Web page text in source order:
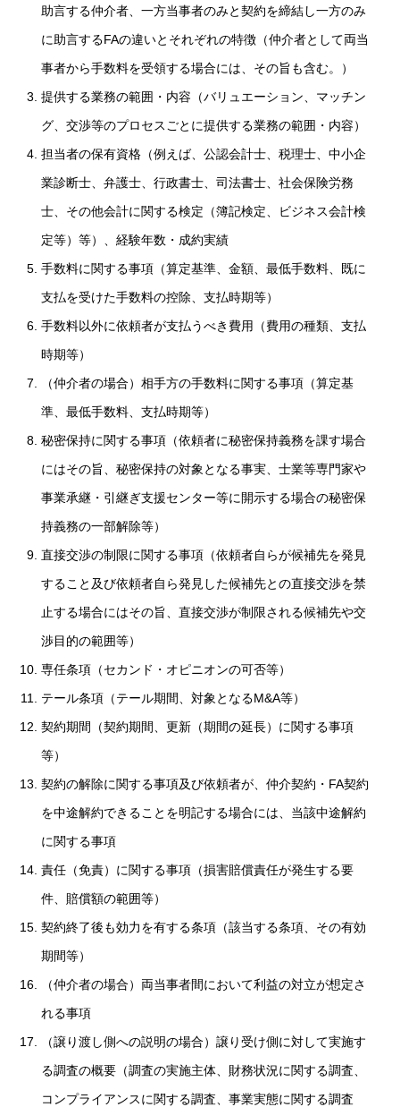
助言する仲介者、一方当事者のみと契約を締結し一方のみ
に助言するFAの違いとそれぞれの特徴（仲介者として両当
事者から手数料を受領する場合には、その旨も含む。）
提供する業務の範囲・内容（バリュエーション、マッチン
グ、交渉等のプロセスごとに提供する業務の範囲・内容）
担当者の保有資格（例えば、公認会計士、税理士、中小企
業診断士、弁護士、行政書士、司法書士、社会保険労務
士、その他会計に関する検定（簿記検定、ビジネス会計検
定等）等）、経験年数・成約実績
手数料に関する事項（算定基準、金額、最低手数料、既に
支払を受けた手数料の控除、支払時期等）
手数料以外に依頼者が支払うべき費用（費用の種類、支払
時期等）
（仲介者の場合）相手方の手数料に関する事項（算定基
準、最低手数料、支払時期等）
秘密保持に関する事項（依頼者に秘密保持義務を課す場合
にはその旨、秘密保持の対象となる事実、士業等専門家や
事業承継・引継ぎ支援センター等に開示する場合の秘密保
持義務の一部解除等）
直接交渉の制限に関する事項（依頼者自らが候補先を発見
すること及び依頼者自ら発見した候補先との直接交渉を禁
止する場合にはその旨、直接交渉が制限される候補先や交
渉目的の範囲等）
専任条項（セカンド・オピニオンの可否等）
テール条項（テール期間、対象となるM&A等）
契約期間（契約期間、更新（期間の延長）に関する事項
等）
契約の解除に関する事項及び依頼者が、仲介契約・FA契約
を中途解約できることを明記する場合には、当該中途解約
に関する事項
責任（免責）に関する事項（損害賠償責任が発生する要
件、賠償額の範囲等）
契約終了後も効力を有する条項（該当する条項、その有効
期間等）
（仲介者の場合）両当事者間において利益の対立が想定さ
れる事項
（譲り渡し側への説明の場合）譲り受け側に対して実施す
る調査の概要（調査の実施主体、財務状況に関する調査、
コンプライアンスに関する調査、事業実態に関する調査